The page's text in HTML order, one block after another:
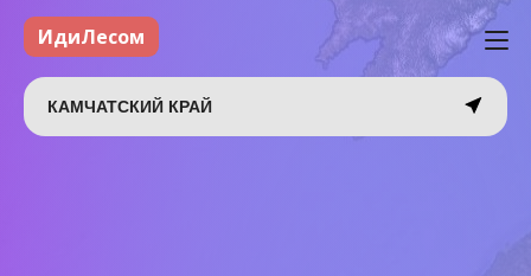
ИдиЛесом
КАМЧАТСКИЙ КРАЙ